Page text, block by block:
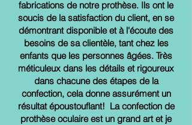
fabrications de notre prothèse. Ils ont le
soucis de la satisfaction du client, en se
démontrant disponible et à l'écoute des
besoins de sa clientèle, tant chez les
enfants que les personnes âgées. Très
méticuleux dans les détails et rigoureux
dans chacune des étapes de la
confection, cela donne assurément un
résultat époustouflant! La confection de
prothèse oculaire est un grand art et je